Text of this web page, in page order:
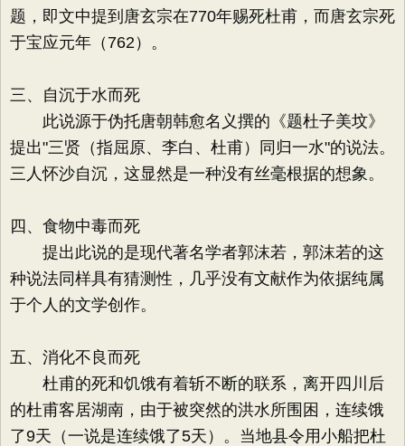
题，即文中提到唐玄宗在770年赐死杜甫，而唐玄宗死
于宝应元年（762）。
三、自沉于水而死
此说源于伪托唐朝韩愈名义撰的《题杜子美坟》
提出"三贤（指屈原、李白、杜甫）同归一水"的说法。
三人怀沙自沉，这显然是一种没有丝毫根据的想象。
四、食物中毒而死
提出此说的是现代著名学者郭沫若，郭沫若的这
种说法同样具有猜测性，几乎没有文献作为依据纯属
于个人的文学创作。
五、消化不良而死
杜甫的死和饥饿有着斩不断的联系，离开四川后
的杜甫客居湖南，由于被突然的洪水所围困，连续饿
了9天（一说是连续饿了5天）。当地县令用小船把杜